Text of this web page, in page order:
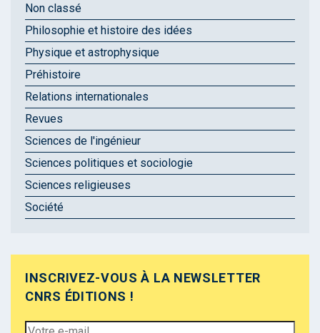
Non classé
Philosophie et histoire des idées
Physique et astrophysique
Préhistoire
Relations internationales
Revues
Sciences de l'ingénieur
Sciences politiques et sociologie
Sciences religieuses
Société
INSCRIVEZ-VOUS À LA NEWSLETTER
CNRS ÉDITIONS !